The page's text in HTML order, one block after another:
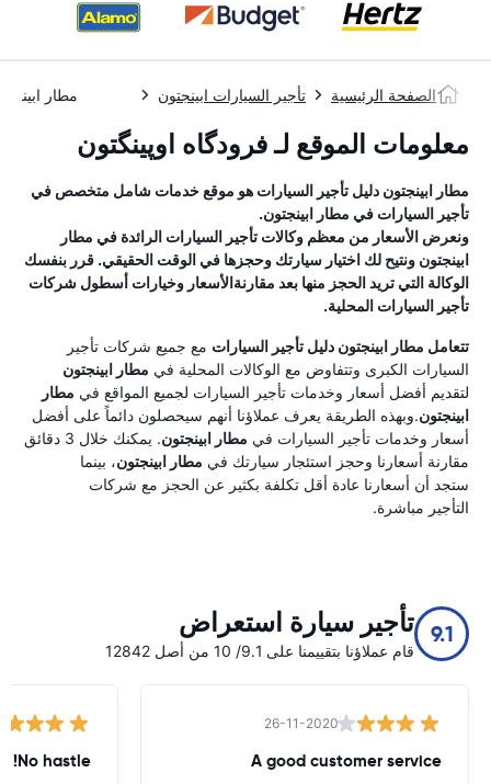
الصفحة الرئيسية تأجير السيارات ابينجتون مطار
معلومات الموقع لـ فرودگاه اوپینگتون
مطار ابينجتون دليل تأجير السيارات هو موقع خدمات شامل متخصص في
تأجير السيارات في مطار ابينجتون.
ونعرض الأسعار من معظم وكالات تأجير السيارات الرائدة في مطار
ابينجتون ونتيح لك اختيار سيارتك وحجزها في الوقت الحقيقي. قرر بنفسك
الوكالة التي تريد الحجز منها بعد مقارنةالأسعار وخيارات أسطول شركات
تأجير السيارات المحلية.
تتعامل مطار ابينجتون دليل تأجير السيارات مع جميع شركات تأجير
السيارات الكبرى وتتفاوض مع الوكالات المحلية في مطار ابينجتون
لتقديم أفضل أسعار وخدمات تأجير السيارات لجميع المواقع في مطار
ابينجتون.وبهذه الطريقة يعرف عملاؤنا أنهم سيحصلون دائماً على أفضل
أسعار وخدمات تأجير السيارات في مطار ابينجتون
. يمكنك خلال 3 دقائق
مقارنة أسعارنا وحجز استئجار سيارتك في مطار ابينجتون، بينما
ستجد أن أسعارنا عادة أقل تكلفة بكثير عن الحجز مع شركات
التأجير مباشرة.
9.1 تأجير سيارة استعراض
قام عملاؤنا بتقييمنا على 9.1/ 10 من أصل 12842
26-11-2020
A good customer service
No hastle!